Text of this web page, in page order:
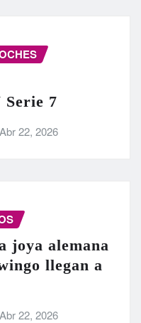
Serie 7
Abr 22, 2026
joya alemana
llegan a
Abr 22, 2026